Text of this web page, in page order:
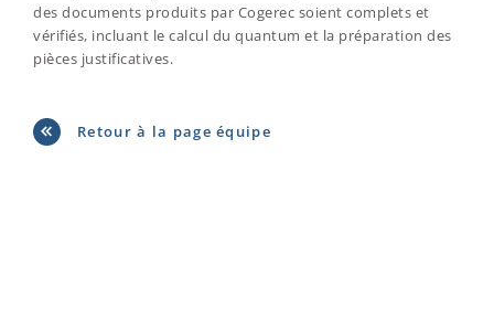
des documents produits par Cogerec soient complets et
vérifiés, incluant le calcul du quantum et la préparation des
pièces justificatives.
Retour à la page équipe